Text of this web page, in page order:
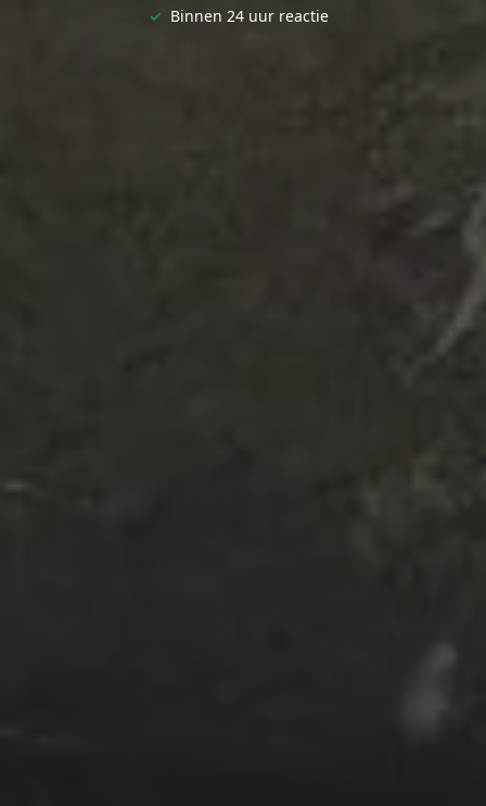
✓ Binnen 24 uur reactie